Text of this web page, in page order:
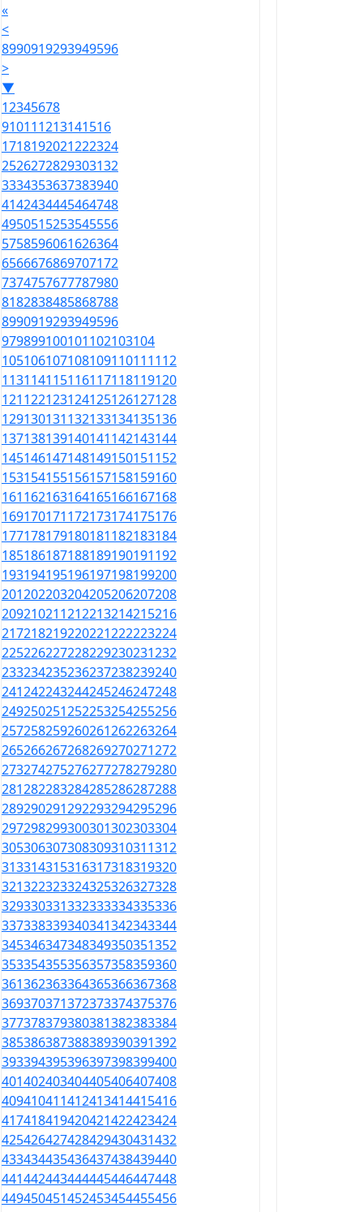
«
<
8990919293949596
>
▼
12345678
910111213141516
1718192021222324
2526272829303132
3334353637383940
4142434445464748
4950515253545556
5758596061626364
6566676869707172
7374757677787980
8182838485868788
8990919293949596
979899100101102103104
105106107108109110111112
113114115116117118119120
121122123124125126127128
129130131132133134135136
137138139140141142143144
145146147148149150151152
153154155156157158159160
161162163164165166167168
169170171172173174175176
177178179180181182183184
185186187188189190191192
193194195196197198199200
201202203204205206207208
209210211212213214215216
217218219220221222223224
225226227228229230231232
233234235236237238239240
241242243244245246247248
249250251252253254255256
257258259260261262263264
265266267268269270271272
273274275276277278279280
281282283284285286287288
289290291292293294295296
297298299300301302303304
305306307308309310311312
313314315316317318319320
321322323324325326327328
329330331332333334335336
337338339340341342343344
345346347348349350351352
353354355356357358359360
361362363364365366367368
369370371372373374375376
377378379380381382383384
385386387388389390391392
393394395396397398399400
401402403404405406407408
409410411412413414415416
417418419420421422423424
425426427428429430431432
433434435436437438439440
441442443444445446447448
449450451452453454455456